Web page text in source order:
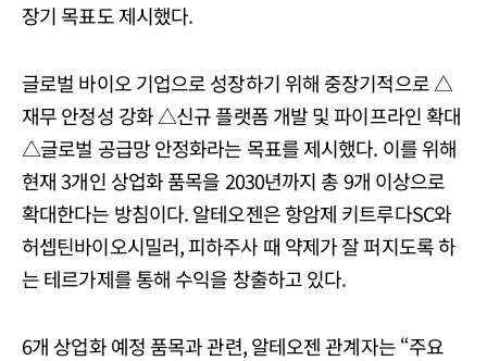
장기 목표도 제시했다.
글로벌 바이오 기업으로 성장하기 위해 중장기적으로 △
재무 안정성 강화 △신규 플랫폼 개발 및 파이프라인 확대
△글로벌 공급망 안정화라는 목표를 제시했다. 이를 위해
현재 3개인 상업화 품목을 2030년까지 총 9개 이상으로
확대한다는 방침이다. 알테오젠은 항암제 키트루다SC와
허셉틴바이오시밀러, 피하주사 때 약제가 잘 퍼지도록 하
는 테르가제를 통해 수익을 창출하고 있다.
6개 상업화 예정 품목과 관련, 알테오젠 관계자는 “주요